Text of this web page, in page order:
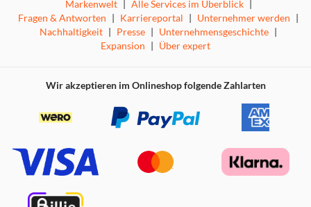
Markenwelt | Alle Services im Überblick |
Fragen & Antworten | Karriereportal | Unternehmer werden |
Nachhaltigkeit | Presse | Unternehmensgeschichte |
Expansion | Über expert
Wir akzeptieren im Onlineshop folgende Zahlarten